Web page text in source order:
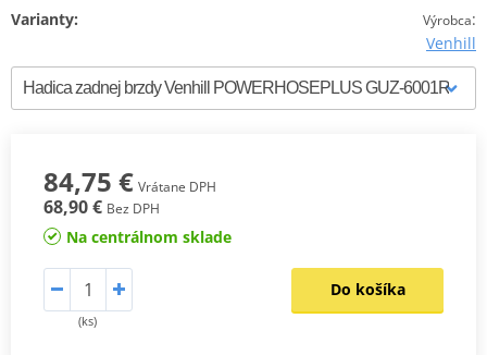
Výrobca:
Venhill
Varianty:
84,75 € Vrátane DPH
68,90 € Bez DPH
Na centrálnom sklade
(ks)
Do košíka